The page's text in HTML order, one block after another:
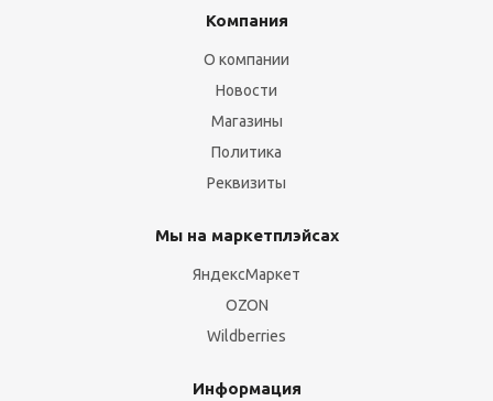
Компания
О компании
Новости
Магазины
Политика
Реквизиты
Мы на маркетплэйсах
ЯндексМаркет
OZON
Wildberries
Информация